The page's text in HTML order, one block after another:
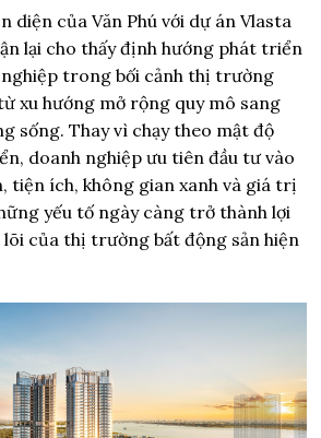
diện của Văn Phú với dự án Vlasta
lại cho thấy định hướng phát triển
nghiệp trong bối cảnh thị trường
xu hướng mở rộng quy mô sang
sống. Thay vì chạy theo mật độ
doanh nghiệp ưu tiên đầu tư vào
tiện ích, không gian xanh và giá trị
yếu tố ngày càng trở thành lợi
của thị trường bất động sản hiện